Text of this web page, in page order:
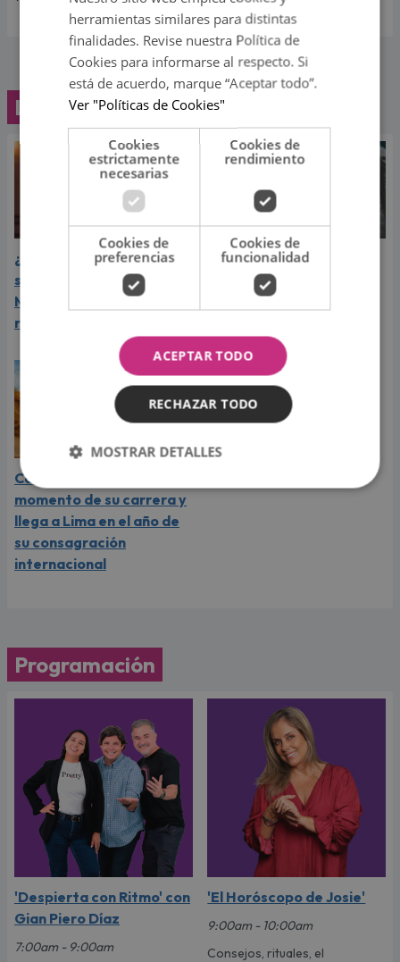
Lo último
¿Greeicy espera a su
segundo hijo? Video de
Mike Bahía desata
rumores
Laura Pausini reveló cuál
de sus éxitos es su
favorito y sorprendió a
Carín León vive el mejor
momento de su carrera y
llega a Lima en el año de
su consagración
internacional
Programación
'Despierta con Ritmo' con
Gian Piero Díaz
7:00am - 9:00am
'El Horóscopo de Josie'
9:00am - 10:00am
Consejos, rituales, el
herramientas similares para distintas
finalidades. Revise nuestra Política de
Cookies para informarse al respecto. Si
está de acuerdo, marque “Aceptar todo”.
Ver "Políticas de Cookies"
Cookies
estrictamente
necesarias
Cookies de
rendimiento
Cookies de
preferencias
Cookies de
funcionalidad
ACEPTAR TODO
RECHAZAR TODO
MOSTRAR DETALLES